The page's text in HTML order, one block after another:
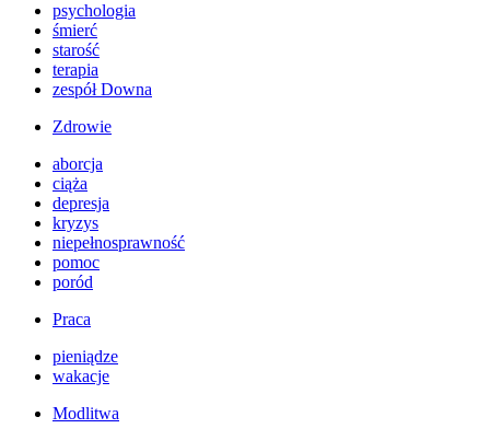
psychologia
śmierć
starość
terapia
zespół Downa
Zdrowie
aborcja
ciąża
depresja
kryzys
niepełnosprawność
pomoc
poród
Praca
pieniądze
wakacje
Modlitwa